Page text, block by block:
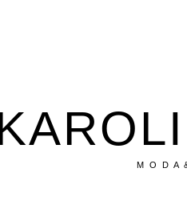
M O D A